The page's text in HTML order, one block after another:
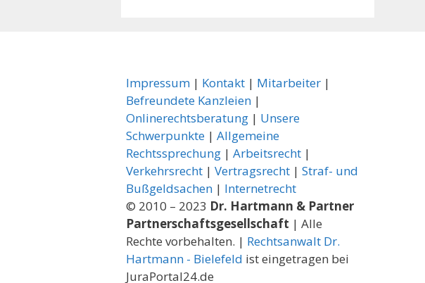
Impressum| Kontakt| Mitarbeiter|
Befreundete Kanzleien|
Onlinerechtsberatung| Unsere
Schwerpunkte| Allgemeine
Rechtssprechung| Arbeitsrecht|
Verkehrsrecht| Vertragsrecht| Straf- und
Bußgeldsachen| Internetrecht
© 2010 – 2023 Dr. Hartmann & Partner
Partnerschaftsgesellschaft | Alle
Rechte vorbehalten. | Rechtsanwalt Dr.
Hartmann - Bielefeld ist eingetragen bei
JuraPortal24.de